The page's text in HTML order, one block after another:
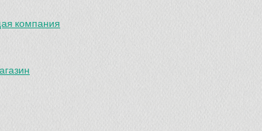
компания